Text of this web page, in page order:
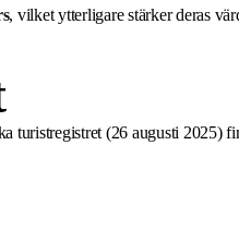
, vilket ytterligare stärker deras
turistregistret (26 augusti 2025)